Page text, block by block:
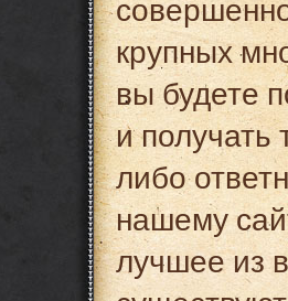
крупных
вы будете
и получать
либо
нашему
лучшее из